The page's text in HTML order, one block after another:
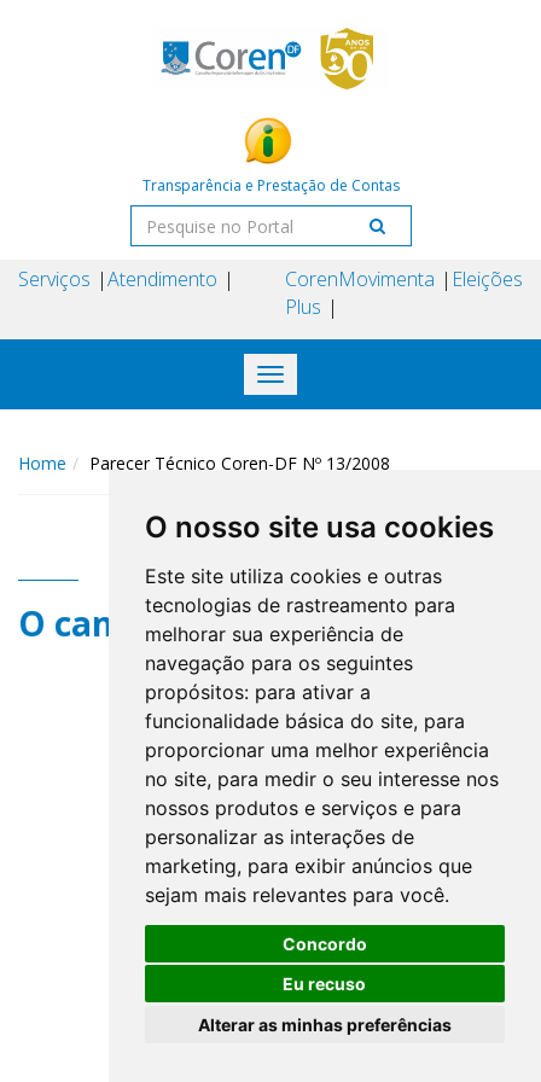
O nosso site usa cookies
Este site utiliza cookies e outras
tecnologias de rastreamento para
melhorar sua experiência de
navegação para os seguintes
propósitos: para ativar a
funcionalidade básica do site, para
proporcionar uma melhor experiência
no site, para medir o seu interesse nos
nossos produtos e serviços e para
personalizar as interações de
marketing, para exibir anúncios que
sejam mais relevantes para você.
Concordo
Eu recuso
Alterar as minhas preferências
Transparência e Prestação de Contas
Serviços Atendimento
Coren
Plus
Movimenta Eleições
Toggle
navigation
Home Parecer Técnico Coren-DF Nº 13/2008
O campo title não existe.